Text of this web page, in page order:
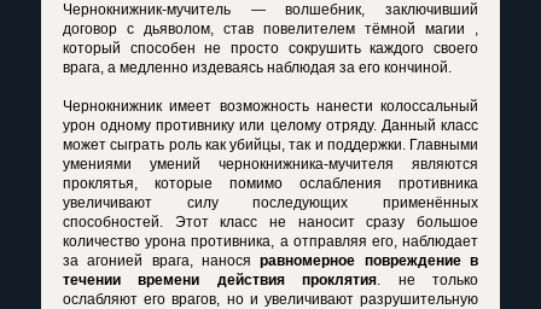
Чернокнижник-мучитель — волшебник, заключивший
договор с дьяволом, став повелителем тёмной магии ,
который способен не просто сокрушить каждого своего
врага, а медленно издеваясь наблюдая за его кончиной.
Чернокнижник имеет возможность нанести колоссальный
урон одному противнику или целому отряду. Данный класс
может сыграть роль как убийцы, так и поддержки. Главными
умениями умений чернокнижника-мучителя являются
проклятья, которые помимо ослабления противника
увеличивают силу последующих применённых
способностей. Этот класс не наносит сразу большое
количество урона противника, а отправляя его, наблюдает
за агонией врага, наносяравномерное повреждение в
течении времени действия проклятия. не только
ослабляют его врагов, но и увеличивают разрушительную